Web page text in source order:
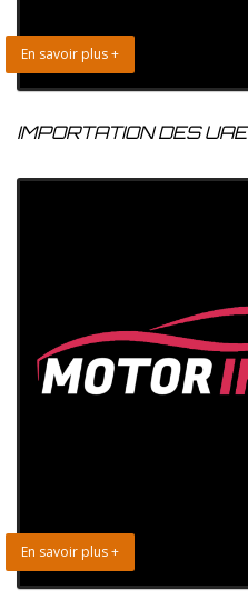
En savoir plus +
IMPORTATION DES UAE
En savoir plus +